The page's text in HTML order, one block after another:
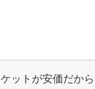
ットが安価だか